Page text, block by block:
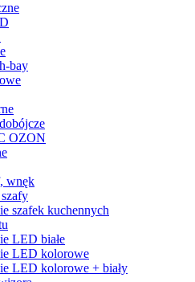
bay
OZON
wnęk
szafek kuchennych
LED białe
LED kolorowe
LED kolorowe + biały